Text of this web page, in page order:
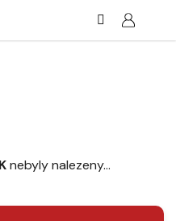
nebyly nalezeny...